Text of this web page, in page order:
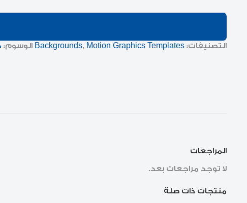
التصنيفات: Backgrounds, Motion Graphics Templates الوسوم:
المراجعات
لا توجد مراجعات بعد.
منتجات ذات صلة